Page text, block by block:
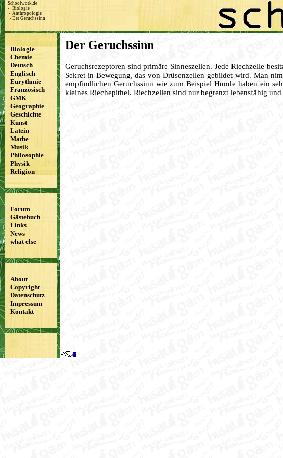
Schoolwork.de
- Biologie
- Anthropologie
- Der Geruchssinn
Der Geruchssinn
Geruchsrezeptoren sind primäre Sinneszellen. Jede Riechzelle
Sekret in Bewegung, das von Drüsenzellen gebildet wird. Man
empfindlichen Geruchssinn wie zum Beispiel Hunde haben ein
kleines Riechepithel. Riechzellen sind nur begrenzt lebensfähig
Biologie
Chemie
Deutsch
Englisch
Eurythmie
Französisch
GMK
Geographie
Geschichte
Kunst
Latein
Mathe
Musik
Philosophie
Physik
Religion
Forum
Gästebuch
Links
News
what else
About
Copyright
Datenschutz
Impressum
Kontakt